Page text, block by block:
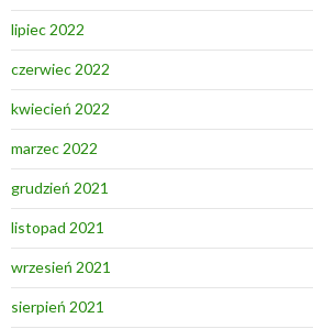
lipiec 2022
czerwiec 2022
kwiecień 2022
marzec 2022
grudzień 2021
listopad 2021
wrzesień 2021
sierpień 2021